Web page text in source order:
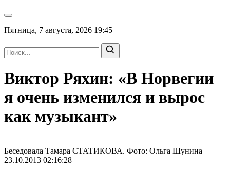
Пятница, 7 августа, 2026 19:45
Виктор Ряхин: «В Норвегии
я очень изменился и вырос
как музыкант»
Беседовала Тамара СТАТИКОВА. Фото: Ольга Шунина |
23.10.2013 02:16:28